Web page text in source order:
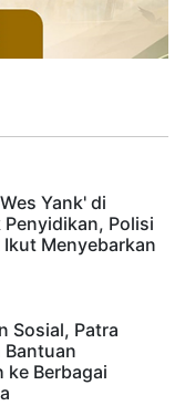
Yank' di
Polisi
Ikut Menyebarkan
Sosial, Patra
ke Berbagai